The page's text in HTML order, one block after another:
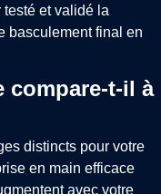
et validé la
basculement final en
compare-t-il à
distincts pour votre
en main efficace
avec votre